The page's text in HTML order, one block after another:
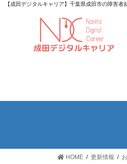
【成田デジタルキャリア】千葉県成田市の障害者
HOME 更新情報